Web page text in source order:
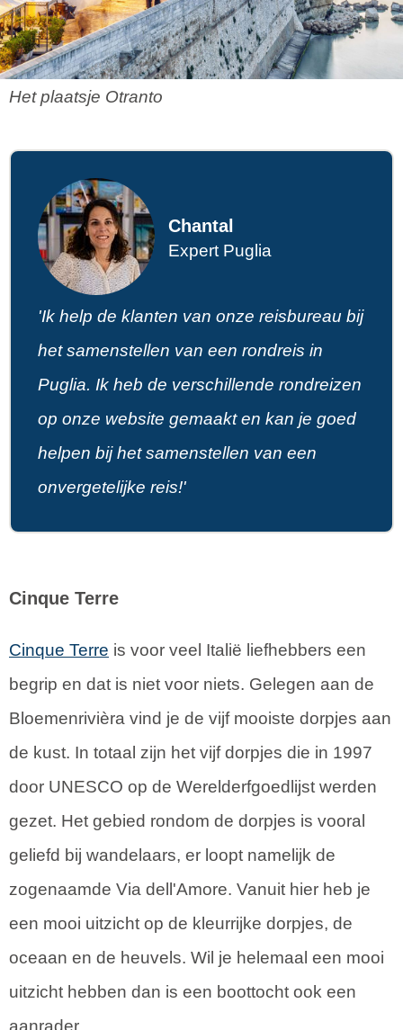
Het plaatsje Otranto
Chantal
Expert Puglia
'Ik help de klanten van onze reisbureau bij
het samenstellen van een rondreis in
Puglia. Ik heb de verschillende rondreizen
op onze website gemaakt en kan je goed
helpen bij het samenstellen van een
onvergetelijke reis!'
Cinque Terre
Cinque Terre is voor veel Italië liefhebbers een
begrip en dat is niet voor niets. Gelegen aan de
Bloemenrivièra vind je de vijf mooiste dorpjes aan
de kust. In totaal zijn het vijf dorpjes die in 1997
door UNESCO op de Werelderfgoedlijst werden
gezet. Het gebied rondom de dorpjes is vooral
geliefd bij wandelaars, er loopt namelijk de
zogenaamde Via dell'Amore. Vanuit hier heb je
een mooi uitzicht op de kleurrijke dorpjes, de
oceaan en de heuvels. Wil je helemaal een mooi
uitzicht hebben dan is een boottocht ook een